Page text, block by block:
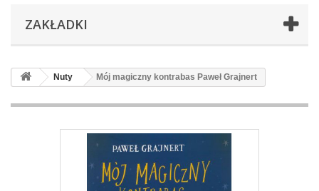
ZAKŁADKI
Nuty Mój magiczny kontrabas Paweł Grajnert